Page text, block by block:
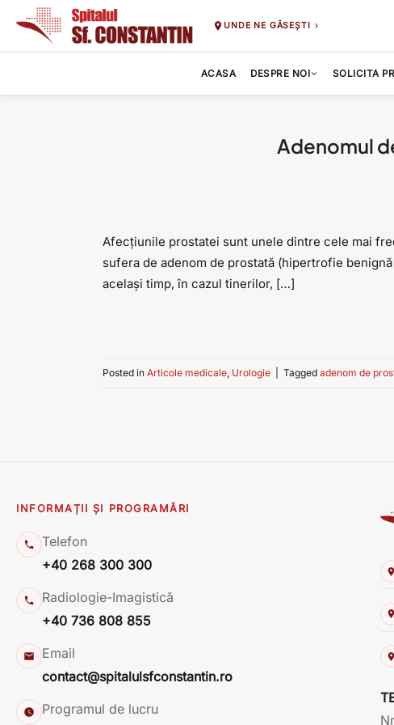
UNDE NE GĂSEȘTI
ACASA DESPRE NOI SOLICITA
Adenomul
Afecțiunile prostatei sunt unele dintre cele mai
sufera de adenom de prostată (hipertrofie
același timp, în cazul tinerilor, […]
Posted in Articole medicale, Urologie Tagged adenom de
INFORMAȚII ȘI PROGRAMĂRI
Telefon
+40 268 300 300
Radiologie-Imagistică
+40 736 808 855
Email
contact@spitalulsfconstantin.ro
Programul de lucru